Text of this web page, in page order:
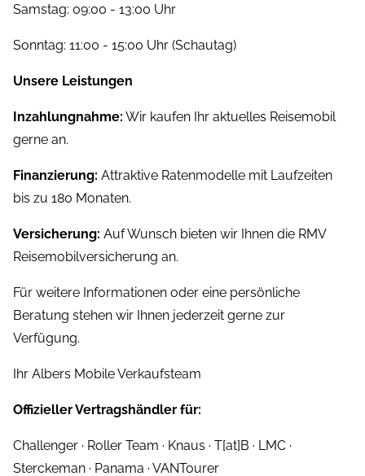
Samstag: 09:00 - 13:00 Uhr
Sonntag: 11:00 - 15:00 Uhr (Schautag)
Unsere Leistungen
Inzahlungnahme: Wir kaufen Ihr aktuelles Reisemobil
gerne an.
Finanzierung: Attraktive Ratenmodelle mit Laufzeiten
bis zu 180 Monaten.
Versicherung: Auf Wunsch bieten wir Ihnen die RMV
Reisemobilversicherung an.
Für weitere Informationen oder eine persönliche
Beratung stehen wir Ihnen jederzeit gerne zur
Verfügung.
Ihr Albers Mobile Verkaufsteam
Offizieller Vertragshändler für:
Challenger · Roller Team · Knaus · T[at]B · LMC ·
Sterckeman · Panama · VANTourer